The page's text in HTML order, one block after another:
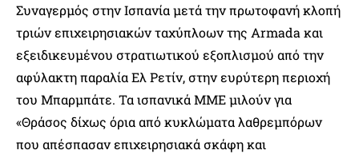
Συναγερμός στην Ισπανία μετά την πρωτοφανή κλοπή
τριών επιχειρησιακών ταχύπλοων της Armada και
εξειδικευμένου στρατιωτικού εξοπλισμού από την
αφύλακτη παραλία Ελ Ρετίν, στην ευρύτερη περιοχή
του Μπαρμπάτε. Τα ισπανικά ΜΜΕ μιλούν για
«Θράσος δίχως όρια από κυκλώματα λαθρεμπόρων
που απέσπασαν επιχειρησιακά σκάφη και